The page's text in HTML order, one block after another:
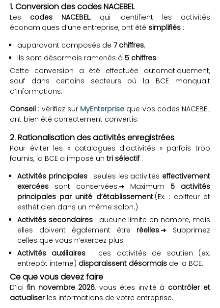
1. Conversion des codes NACEBEL
Les codes NACEBEL, qui identifient les activités
économiques d’une entreprise, ont été simplifiés :
auparavant composés de 7 chiffres,
ils sont désormais ramenés à 5 chiffres.
Cette conversion a été effectuée automatiquement,
sauf dans certains secteurs où la BCE manquait
d’informations.
Conseil : vérifiez sur MyEnterprise que vos codes NACEBEL
ont bien été correctement convertis.
2. Rationalisation des activités enregistrées
Pour éviter les « catalogues d’activités » parfois trop
fournis, la BCE a imposé un tri sélectif:
Activités principales: seules les activités effectivement
exercées sont conservées.➜ Maximum 5 activités
principales par unité d’établissement.(Ex. : coiffeur et
esthéticien dans un même salon.)
Activités secondaires: aucune limite en nombre, mais
elles doivent également être réelles.➜ Supprimez
celles que vous n’exercez plus.
Activités auxiliaires : ces activités de soutien (ex.
entrepôt interne) disparaissent désormais de la BCE.
Ce que vous devez faire
D’ici fin novembre 2026, vous êtes invité à contrôler et
actualiserles informations de votre entreprise.